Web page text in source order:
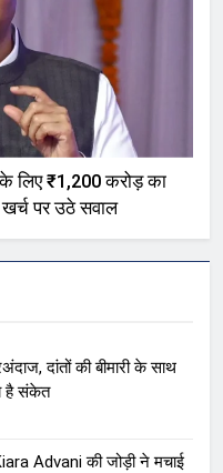
के लिए ₹1,200 करोड़ का
पर उठे सवाल
दांतों की बीमारी के साथ
है संकेत
Advani की जोड़ी ने मचाई